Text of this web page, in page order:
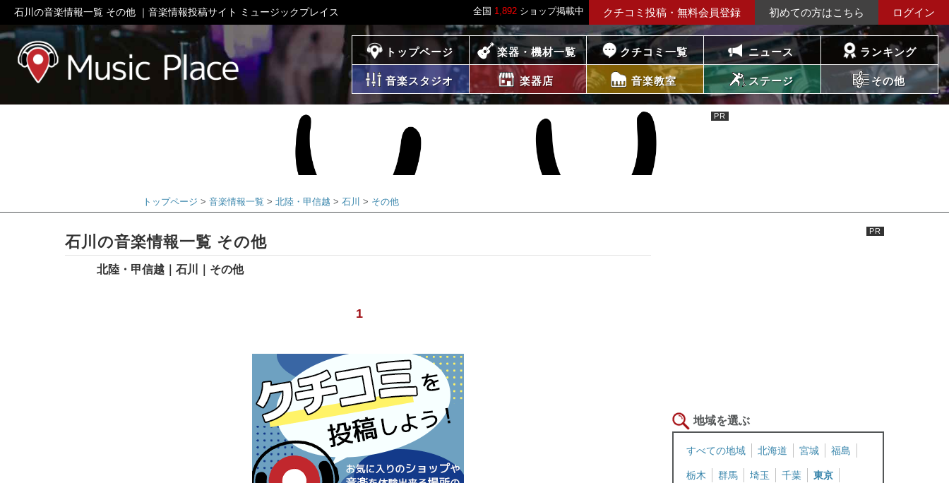
全国 1,892 ショップ掲載中 クチコミ投稿・無料会員登録 初めての方はこちら ログイン
石川の音楽情報一覧 その他 ｜音楽情報投稿サイト ミュージックプレイス
ミュージックプレイス トップページ 楽器・機材一覧 クチコミ一覧 ニュース ランキング
音楽スタジオ 楽器店 音楽教室 ステージ その他
トップページ 音楽情報一覧 北陸・甲信越 石川 その他
石川の音楽情報一覧 その他
北陸・甲信越｜石川｜その他
1
地域を選ぶ
すべての地域 北海道 宮城 福島
栃木 群馬 埼玉 千葉 東京